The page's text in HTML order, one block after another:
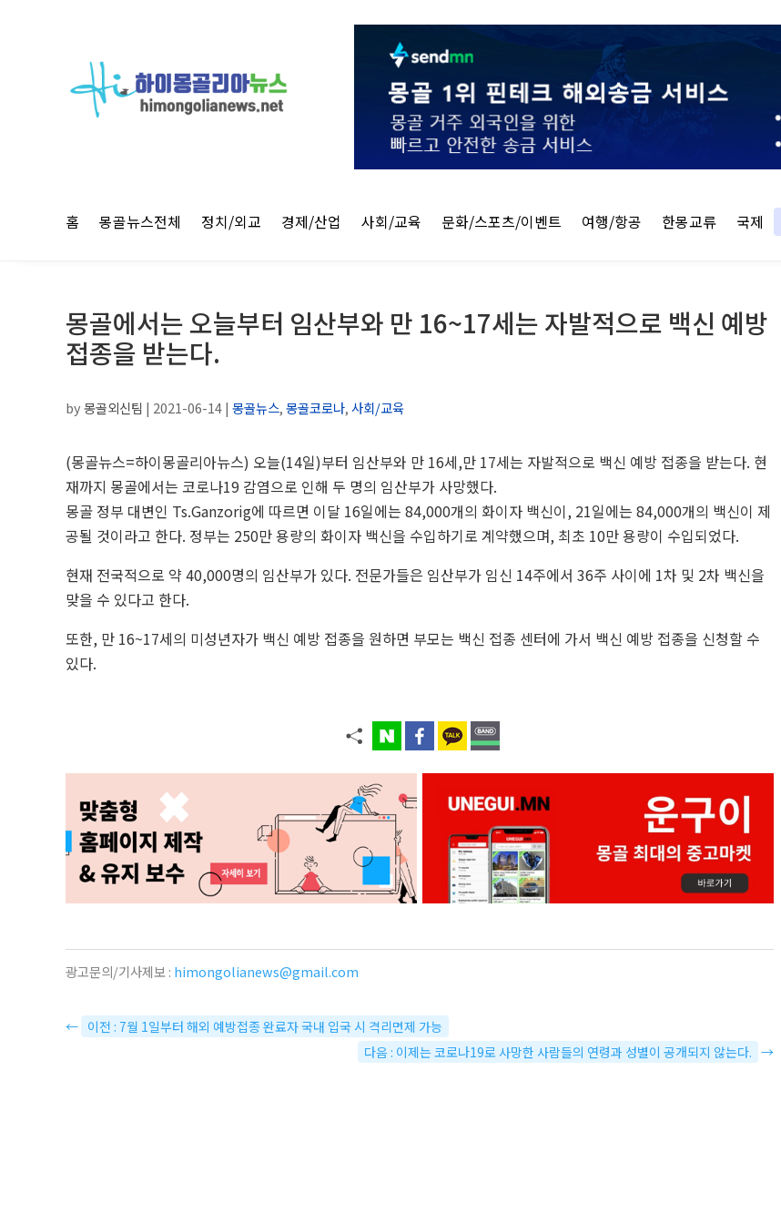
홈 몽골뉴스전체 정치/외교 경제/산업 사회/교육 문화/스포츠/이벤트 여행/항공 한몽교류 국제
몽골에서는 오늘부터 임산부와 만 16~17세는 자발적으로 백신 예방
접종을 받는다.
by몽골외신팀 | 2021-06-14| 몽골뉴스,몽골코로나,사회/교육
(몽골뉴스=하이몽골리아뉴스) 오늘(14일)부터 임산부와 만 16세,만 17세는 자발적으로 백신 예방 접종을 받는다. 현
재까지 몽골에서는 코로나19 감염으로 인해 두 명의 임산부가 사망했다.
몽골 정부 대변인 Ts.Ganzorig에 따르면 이달 16일에는 84,000개의 화이자 백신이, 21일에는 84,000개의 백신이 제
공될 것이라고 한다. 정부는 250만 용량의 화이자 백신을 수입하기로 계약했으며, 최초 10만 용량이 수입되었다.
현재 전국적으로 약 40,000명의 임산부가 있다. 전문가들은 임산부가 임신 14주에서 36주 사이에 1차 및 2차 백신을
맞을 수 있다고 한다.
또한, 만 16~17세의 미성년자가 백신 예방 접종을 원하면 부모는 백신 접종 센터에 가서 백신 예방 접종을 신청할 수
있다.
광고문의/기사제보 : himongolianews@gmail.com
← 이전 : 7월 1일부터 해외 예방접종 완료자 국내 입국 시 격리면제 가능
다음 : 이제는 코로나19로 사망한 사람들의 연령과 성별이 공개되지 않는다. →